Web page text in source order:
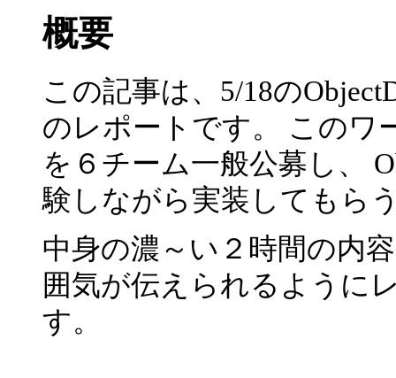
概要
この記事は、5/18の
のレポートです。 このワ
を６チーム一般公募し、
験しながら実装してもら
中身の濃～い２時間の内
囲気が伝えられるように
す。